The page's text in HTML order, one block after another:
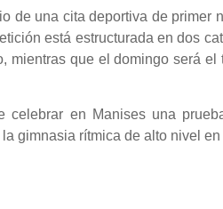
de una cita deportiva de primer
está estructurada en dos
mientras que el domingo será el
celebrar en Manises una
gimnasia rítmica de alto nivel en